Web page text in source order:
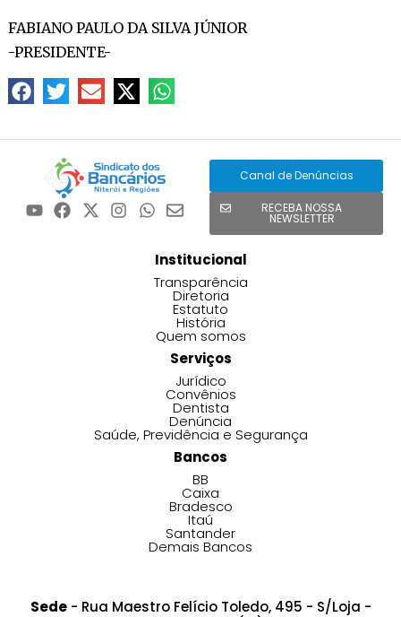
FABIANO PAULO DA SILVA JÚNIOR
-PRESIDENTE-
Canal de Denúncias
RECEBA NOSSA
NEWSLETTER
Institucional
Transparência
Diretoria
Estatuto
História
Quem somos
Serviços
Jurídico
Convênios
Dentista
Denúncia
Saúde, Previdência e Segurança
Bancos
BB
Caixa
Bradesco
Itaú
Santander
Demais Bancos
Sede- Rua Maestro Felício Toledo, 495 - S/Loja -